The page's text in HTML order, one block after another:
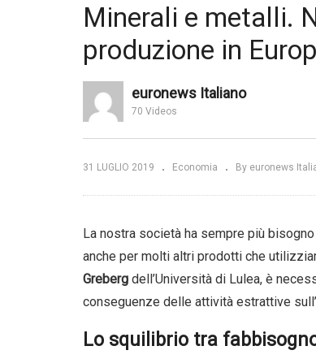
Geopolitica. Chi controlla i
Limes
Minerali e metalli.
produzione in
euronews Italiano
70 Videos
31 LUGLIO 2019 Economia By euronews
La nostra società ha sempre più
anche per molti altri prodotti che
Greberg dell’Università di Lulea, è
conseguenze delle attività estrattive
Lo squilibrio tra